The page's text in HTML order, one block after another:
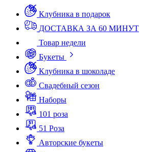
Клубника в подарок
ДОСТАВКА ЗА 60 МИНУТ
Товар недели
Букеты
Клубника в шоколаде
Свадебный сезон
Наборы
101 роза
51 Роза
Авторские букеты